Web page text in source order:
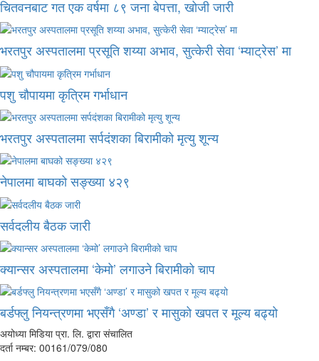
चितवनबाट गत एक वर्षमा ८९ जना बेपत्ता, खोजी जारी
भरतपुर अस्पतालमा प्रसूति शय्या अभाव, सुत्केरी सेवा ‘म्याट्रेस’ मा
पशु चौपायमा कृत्रिम गर्भाधान
भरतपुर अस्पतालमा सर्पदंशका बिरामीको मृत्यु शून्य
नेपालमा बाघको सङ्ख्या ४२९
सर्वदलीय बैठक जारी
क्यान्सर अस्पतालमा ‘केमो’ लगाउने बिरामीको चाप
बर्डफ्लु नियन्त्रणमा भएसँगै ‘अण्डा’ र मासुको खपत र मूल्य बढ्यो
अयोध्या मिडिया प्रा. लि. द्वारा संचालित
दर्ता नम्बर: 00161/079/080